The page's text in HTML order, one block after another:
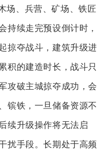
场、兵营、矿场、铁匠
持续走完预设倒计时，
掠夺战斗，建筑升级进
积的建造时长，战斗只
攻破主城掠夺成功，会
镔铁，一旦储备资源不
续升级操作将无法启
扰手段。长期处于高频